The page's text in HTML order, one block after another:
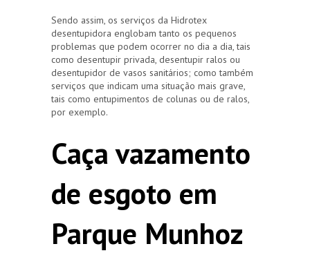
Sendo assim, os serviços da Hidrotex
desentupidora englobam tanto os pequenos
problemas que podem ocorrer no dia a dia, tais
como desentupir privada, desentupir ralos ou
desentupidor de vasos sanitários; como também
serviços que indicam uma situação mais grave,
tais como entupimentos de colunas ou de ralos,
por exemplo.
Caça vazamento
de esgoto em
Parque Munhoz